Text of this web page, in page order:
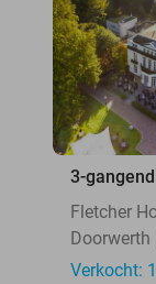
3-
Fletcher
Doorwerth
Verkocht: